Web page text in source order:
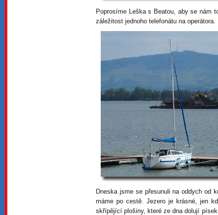
Poprosíme Leška s Beatou, aby se nám
záležitost jednoho telefonátu na operátora.
Dneska jsme se přesunuli na oddych od
máme po cestě. Jezero je krásné, jen
skřípějící plošiny, které ze dna dolují